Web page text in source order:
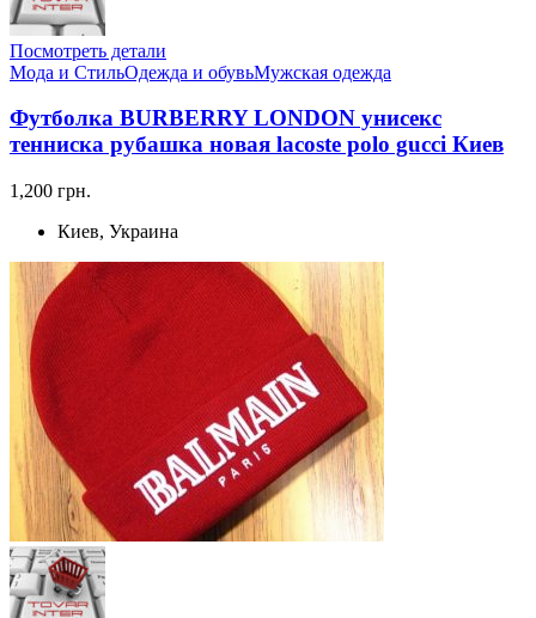
Посмотреть детали
Мода и СтильОдежда и обувьМужская одежда
Футболка BURBERRY LONDON унисекс
тенниска рубашка новая lacoste polo gucci Киев
1,200 грн.
Киев, Украина